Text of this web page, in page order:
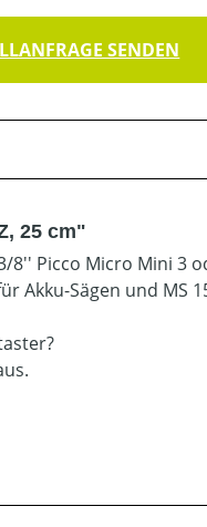
SENDEN
25 cm"
8'' Picco Micro Mini 3
Sägen und MS